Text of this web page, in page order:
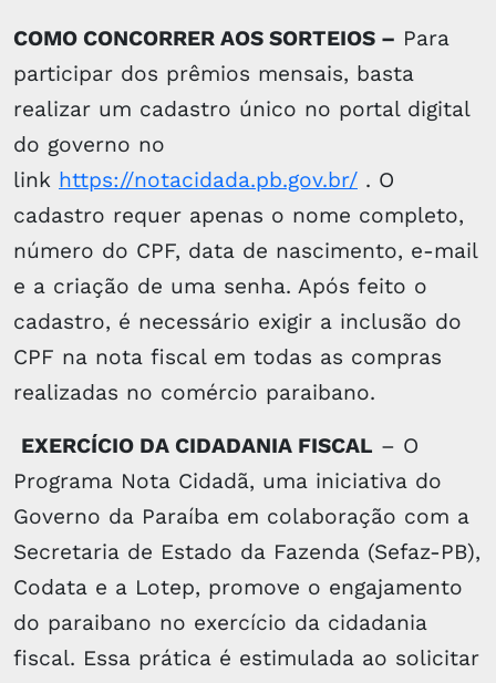
COMO CONCORRER AOS SORTEIOS – Para
participar dos prêmios mensais, basta
realizar um cadastro único no portal digital
do governo no
link https://notacidada.pb.gov.br/ . O
cadastro requer apenas o nome completo,
número do CPF, data de nascimento, e-mail
e a criação de uma senha. Após feito o
cadastro, é necessário exigir a inclusão do
CPF na nota fiscal em todas as compras
realizadas no comércio paraibano.
EXERCÍCIO DA CIDADANIA FISCAL – O
Programa Nota Cidadã, uma iniciativa do
Governo da Paraíba em colaboração com a
Secretaria de Estado da Fazenda (Sefaz-PB),
Codata e a Lotep, promove o engajamento
do paraibano no exercício da cidadania
fiscal. Essa prática é estimulada ao solicitar